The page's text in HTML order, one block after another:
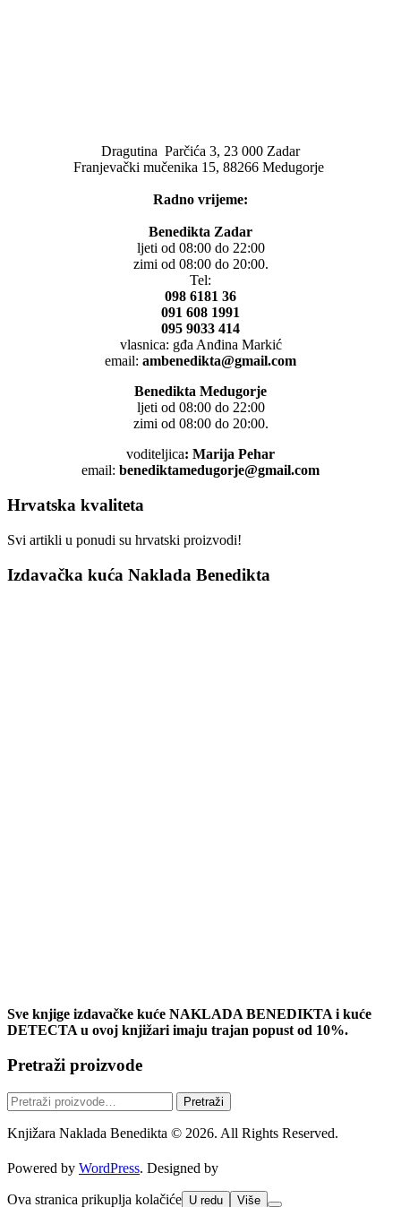
Dragutina Parčića 3, 23 000 Zadar
Franjevački mučenika 15, 88266 Medugorje
Radno vrijeme:
Benedikta Zadar
ljeti od 08:00 do 22:00
zimi od 08:00 do 20:00.
Tel:
098 6181 36
091 608 1991
095 9033 414
vlasnica: gđa Anđina Markić
email: ambenedikta@gmail.com
Benedikta Medugorje
ljeti od 08:00 do 22:00
zimi od 08:00 do 20:00.
voditeljica: Marija Pehar
email: benediktamedugorje@gmail.com
Hrvatska kvaliteta
Svi artikli u ponudi su hrvatski proizvodi!
Izdavačka kuća Naklada Benedikta
Sve knjige izdavačke kuće NAKLADA BENEDIKTA i kuće
DETECTA u ovoj knjižari imaju trajan popust od 10%.
Pretraži proizvode
Pretraži: Pretraži
Knjižara Naklada Benedikta © 2026. All Rights Reserved.
Powered by WordPress. Designed by
Ova stranica prikuplja kolačiće U redu Više